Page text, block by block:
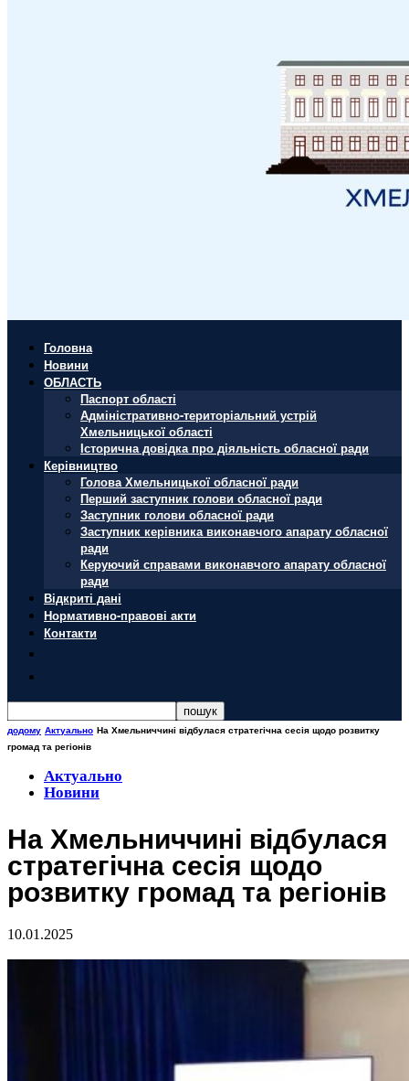
Головна
Новини
ОБЛАСТЬ
Паспорт області
Адміністративно-територіальний устрій
Хмельницької області
Історична довідка про діяльність обласної ради
Керівництво
Голова Хмельницької обласної ради
Перший заступник голови обласної ради
Заступник голови обласної ради
Заступник керівника виконавчого апарату обласної
ради
Керуючий справами виконавчого апарату обласної
ради
Відкриті дані
Нормативно-правові акти
Контакти
додому Актуально На Хмельниччині відбулася стратегічна сесія щодо розвитку
громад та регіонів
Актуально
Новини
На Хмельниччині відбулася
стратегічна сесія щодо
розвитку громад та регіонів
10.01.2025